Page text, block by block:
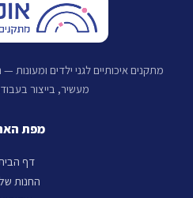
מתקנים איכותיים לגני ילדים ומעונות
מעשיר, בייצור
מפת
דף
החנות